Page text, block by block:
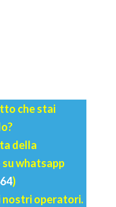
che stai
della
whatsapp
)
nostri operatori.